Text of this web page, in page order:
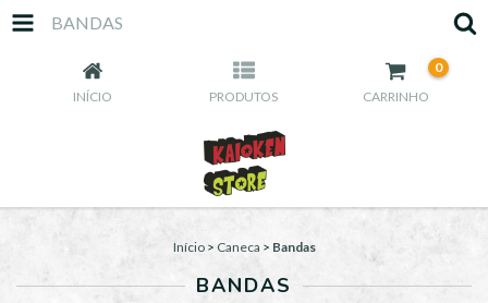
BANDAS
INÍCIO PRODUTOS CARRINHO
0
Início > Caneca > Bandas
BANDAS